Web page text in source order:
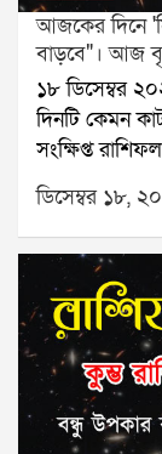
আজকের দিনে
বাড়বে"। আজ
১৮ ডিসেম্বর ২০২৫ বৃহস্পতিবার, আপনার রাশিচক্র অনুযায়ী
দিনটি কেমন
সংক্ষিপ্ত
শুরু।🐂 বৃষ
(Gemini):
🦁 সিংহ
মধুর।⚖️ তুলা
টাকার
🐐 মকর
(Aquarius):
নথি সংক্রান্ত
জন্য যোগাযোগ
ডিসেম্বর ১৮,